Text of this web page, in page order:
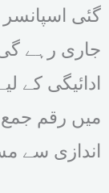
گئی
جاری رہے
میں رقم جمع
اندازی سے